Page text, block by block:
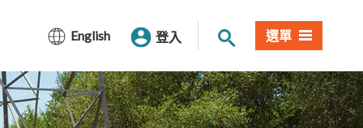
English 登入 站內搜尋選單